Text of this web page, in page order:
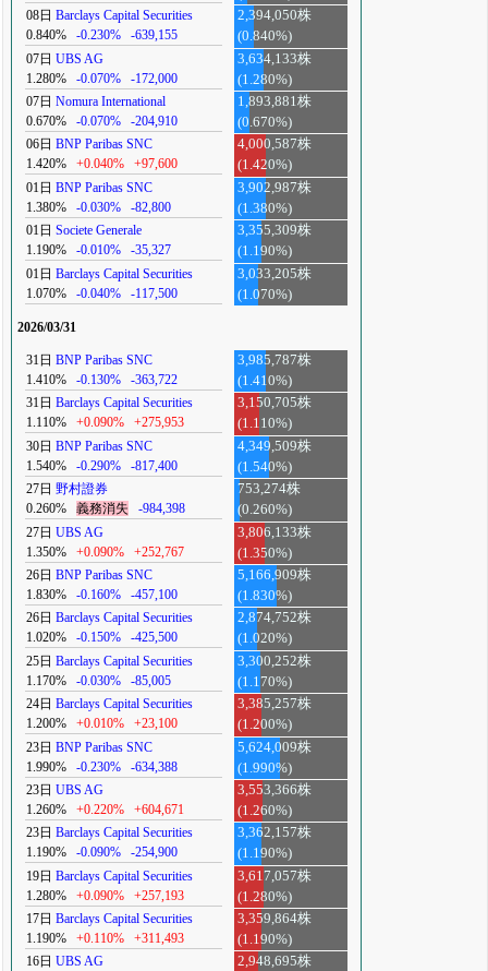
08日 Barclays Capital Securities
0.840%
-0.230% -639,155
2,394,050株
(0.840%)
07日 UBS AG
1.280%
-0.070% -172,000
3,634,133株
(1.280%)
07日 Nomura International
0.670%
-0.070% -204,910
1,893,881株
(0.670%)
06日 BNP Paribas SNC
1.420%
+0.040% +97,600
4,000,587株
(1.420%)
01日 BNP Paribas SNC
1.380%
-0.030% -82,800
3,902,987株
(1.380%)
01日 Societe Generale
1.190%
-0.010% -35,327
3,355,309株
(1.190%)
01日 Barclays Capital Securities
1.070%
-0.040% -117,500
3,033,205株
(1.070%)
2026/03/31
31日 BNP Paribas SNC
1.410%
-0.130% -363,722
3,985,787株
(1.410%)
31日 Barclays Capital Securities
1.110%
+0.090% +275,953
3,150,705株
(1.110%)
30日 BNP Paribas SNC
1.540%
-0.290% -817,400
4,349,509株
(1.540%)
27日 野村證券
0.260%
義務消失 -984,398
753,274株
(0.260%)
27日 UBS AG
1.350%
+0.090% +252,767
3,806,133株
(1.350%)
26日 BNP Paribas SNC
1.830%
-0.160% -457,100
5,166,909株
(1.830%)
26日 Barclays Capital Securities
1.020%
-0.150% -425,500
2,874,752株
(1.020%)
25日 Barclays Capital Securities
1.170%
-0.030% -85,005
3,300,252株
(1.170%)
24日 Barclays Capital Securities
1.200%
+0.010% +23,100
3,385,257株
(1.200%)
23日 BNP Paribas SNC
1.990%
-0.230% -634,388
5,624,009株
(1.990%)
23日 UBS AG
1.260%
+0.220% +604,671
3,553,366株
(1.260%)
23日 Barclays Capital Securities
1.190%
-0.090% -254,900
3,362,157株
(1.190%)
19日 Barclays Capital Securities
1.280%
+0.090% +257,193
3,617,057株
(1.280%)
17日 Barclays Capital Securities
1.190%
+0.110% +311,493
3,359,864株
(1.190%)
16日 UBS AG
2,948,695株